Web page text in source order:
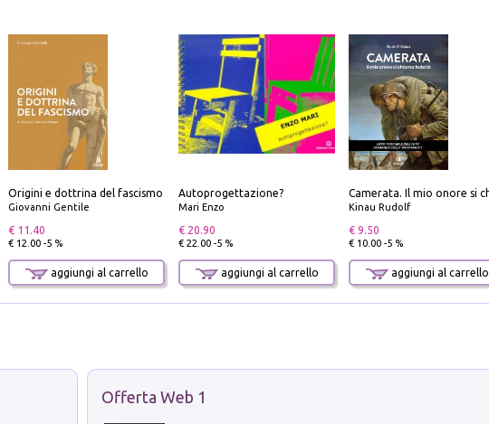
Origini e dottrina del fascismo
Giovanni Gentile
€ 11.40
€ 12.00 -5 %
aggiungi al carrello
Autoprogettazione?
Mari Enzo
€ 20.90
€ 22.00 -5 %
aggiungi al carrello
Kinau Rudolf
€ 9.50
€ 10.00 -5 %
aggiungi al carrello
Offerta Web 1